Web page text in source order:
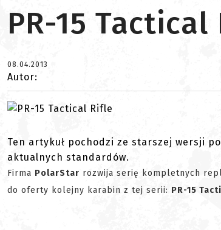
PR-15
08.04.2013
Autor:
Ten artykuł pochodzi ze starszej wersji
aktualnych standardów.
Firma PolarStar rozwija serię kompletnych
do oferty kolejny karabin z tej serii: PR-15